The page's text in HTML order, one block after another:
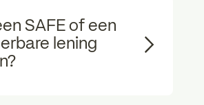
SAFE of een
lening